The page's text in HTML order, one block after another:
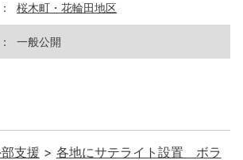
： 桜木町・花輪田地区
： 一般公開
支援 > 各地にサテライト設置 ボラ